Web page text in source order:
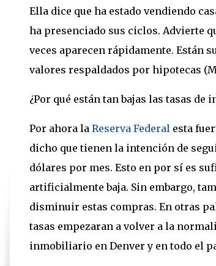
Ella dice que ha estado vendiendo
ha presenciado sus ciclos. Advierte
veces aparecen rápidamente. Están
valores respaldados por hipotecas
¿Por qué están tan bajas las tasas de
Por ahora la Reserva Federal esta
dicho que tienen la intención de
dólares por mes. Esto en por sí es
artificialmente baja. Sin embargo,
disminuir estas compras. En otras
tasas empezaran a volver a la
inmobiliario en Denver y en todo el